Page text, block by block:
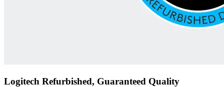
Logitech Refurbished, Guaranteed Quality